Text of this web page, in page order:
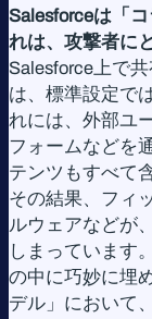
Salesforceは「
れは、攻撃者に
Salesforce上で
は、標準設定で
れには、外部ユ
フォームなどを
テンツもすべて
その結果、フィ
ルウェアなどが
しまっています
の中に巧妙に埋
デル」において